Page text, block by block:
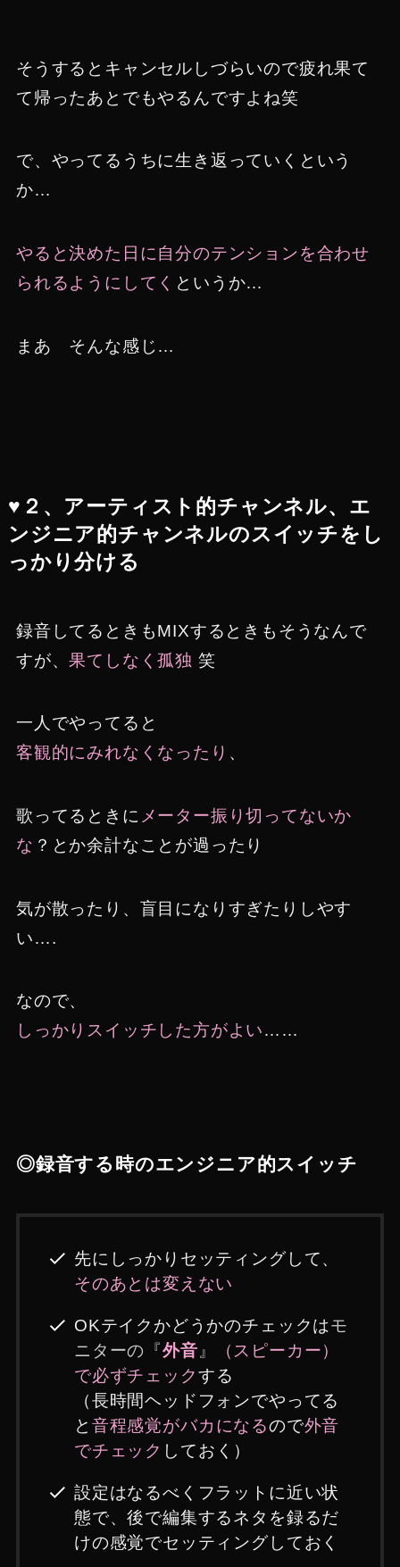
そうするとキャンセルしづらいので疲れ果て
て帰ったあとでもやるんですよね笑
で、やってるうちに生き返っていくという
か…
やると決めた日に自分のテンションを合わせ
られるようにしてく というか…
まあ そんな感じ…
♥２、アーティスト的チャンネル、エ
ンジニア的チャンネルのスイッチをし
っかり分ける
録音してるときもMIXするときもそうなんで
すが、果てしなく孤独 笑
一人でやってると
客観的にみれなくなったり 、
歌ってるときに メーター振り切ってないか
な ？とか余計なことが過ったり
気が散ったり、盲目になりすぎたりしやす
い….
なので、
しっかりスイッチした方がよい……
◎録音する時のエンジニア的スイッチ
先にしっかりセッティングして、
そのあとは変えない
OKテイクかどうかのチェックはモ
ニターの『外音 』
（スピーカー）
で必ずチェックする
（長時間ヘッドフォンでやってる
と 音程感覚がバカになるので外音
でチェック しておく）
設定はなるべくフラットに近い状
態で、後で編集するネタを録るだ
けの感覚でセッティングしておく